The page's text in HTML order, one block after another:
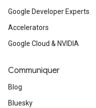
Google Developer Experts
Accelerators
Google Cloud & NVIDIA
Communiquer
Blog
Bluesky